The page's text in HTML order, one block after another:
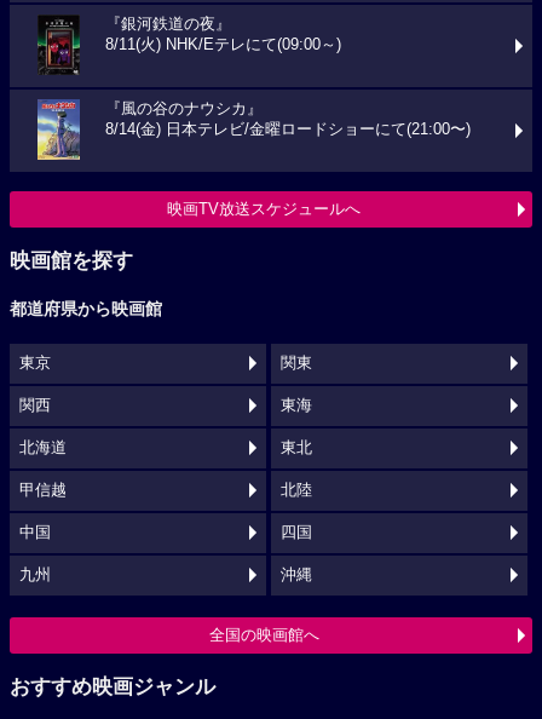
『銀河鉄道の夜』
8/11(火) NHK/Eテレにて(09:00～)
『風の谷のナウシカ』
8/14(金) 日本テレビ/金曜ロードショーにて(21:00〜)
映画TV放送スケジュールへ
映画館を探す
都道府県から映画館
東京 関東
関西 東海
北海道 東北
甲信越 北陸
中国 四国
九州 沖縄
全国の映画館へ
おすすめ映画ジャンル